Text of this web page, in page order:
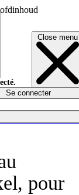
Close menu
Se connecter
pour